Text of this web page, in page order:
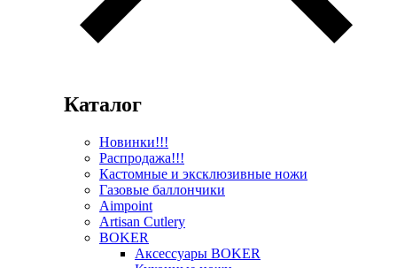
Каталог
Новинки!!!
Распродажа!!!
Кастомные и эксклюзивные ножи
Газовые баллончики
Aimpoint
Artisan Cutlery
BOKER
Аксессуары BOKER